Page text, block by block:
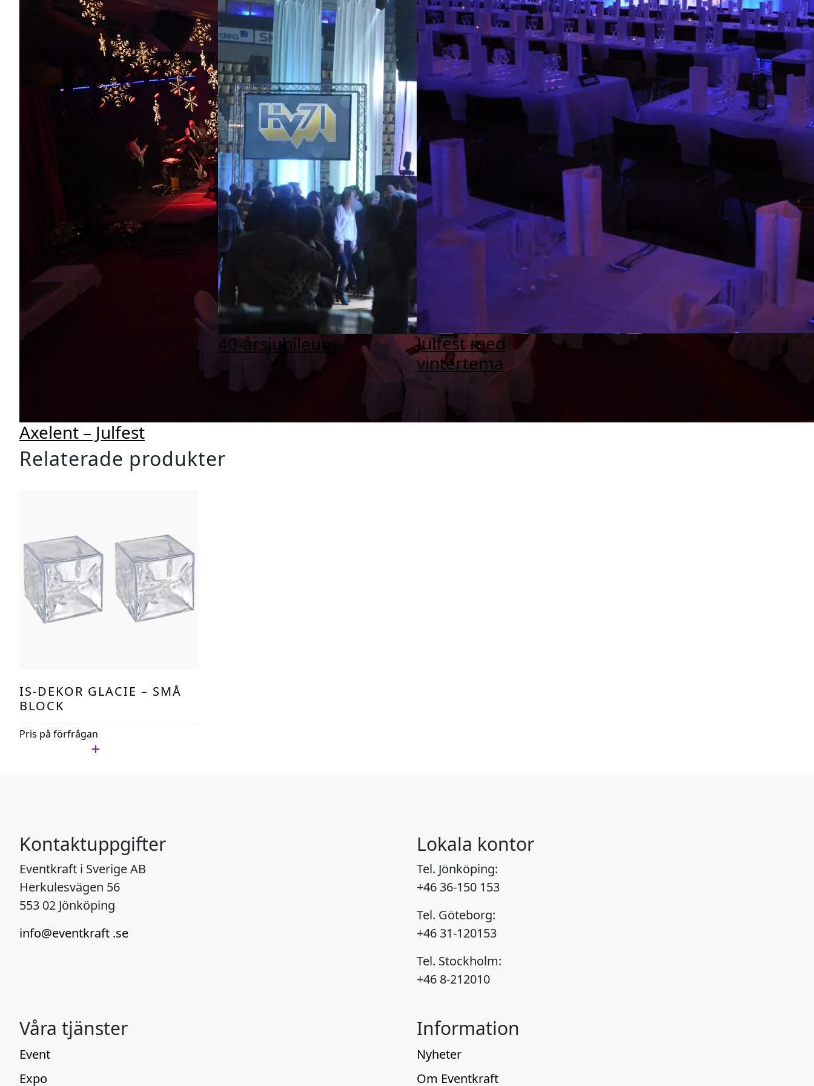
Axelent – Julfest
40-årsjubileum
Julfest med
vintertema
Relaterade produkter
IS-DEKOR GLACIE – SMÅ
BLOCK
Pris på förfrågan
Kontaktuppgifter
Eventkraft i Sverige AB
Herkulesvägen 56
553 02 Jönköping
info@eventkraft .se
Lokala kontor
Tel. Jönköping:
+46 36-150 153
Tel. Göteborg:
+46 31-120153
Tel. Stockholm:
+46 8-212010
Våra tjänster
Event
Expo
Information
Nyheter
Om Eventkraft